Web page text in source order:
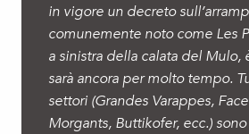
in vigore un decreto
comunemente noto come Les
a sinistra della calata del Mulo,
sarà ancora per molto tempo.
settori (Grandes Varappes,
Morgants, Buttikofer, ecc.)